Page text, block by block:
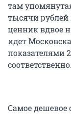
там
тысячи рублей
ценник вдвое
идет
показателями
соответственно.
Самое